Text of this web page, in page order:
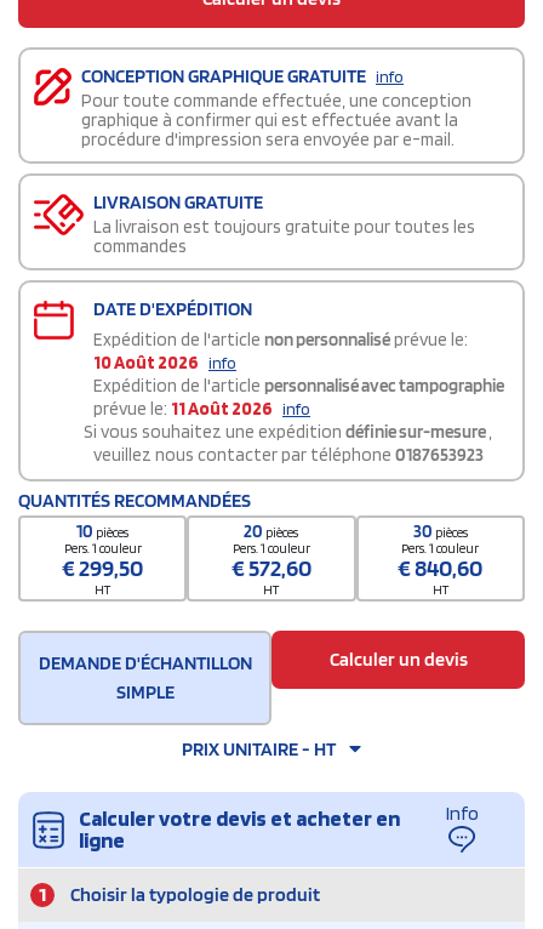
CONCEPTION GRAPHIQUE GRATUITE info
Pour toute commande effectuée, une conception
graphique à confirmer qui est effectuée avant la
procédure d'impression sera envoyée par e-mail.
LIVRAISON GRATUITE
La livraison est toujours gratuite pour toutes les
commandes
DATE D'EXPÉDITION
Expédition de l'article non personnaliséprévue le:
10 Août 2026 info
Expédition de l'article personnalisé avec tampographie
prévue le: 11 Août 2026 info
Si vous souhaitez une expédition définie sur-mesure,
veuillez nous contacter par téléphone 0187653923
QUANTITÉS RECOMMANDÉES
10 pièces
Pers. 1 couleur
€299,50
HT
20 pièces
Pers. 1 couleur
€572,60
HT
30 pièces
Pers. 1 couleur
€840,60
HT
DEMANDE D'ÉCHANTILLON
SIMPLE
Calculer un devis
PRIX UNITAIRE - HT
Calculer votre devis et acheter en
ligne
Info
1 Choisir la typologie de produit